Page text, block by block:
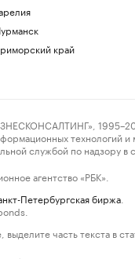
край
1995–2026.
технологий
службой по надзору
агентство «РБК».
Петербургская биржа
часть текста в